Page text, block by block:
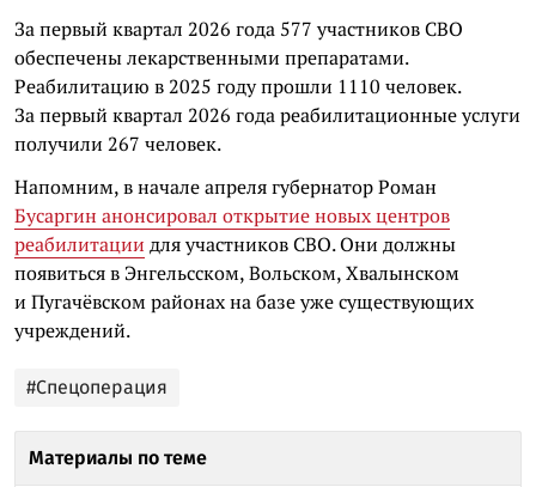
За первый квартал 2026 года 577 участников СВО
обеспечены лекарственными препаратами.
Реабилитацию в 2025 году прошли 1110 человек.
За первый квартал 2026 года реабилитационные услуги
получили 267 человек.
Напомним, в начале апреля губернатор Роман
Бусаргин анонсировал открытие новых центров
реабилитации для участников СВО. Они должны
появиться в Энгельсском, Вольском, Хвалынском
и Пугачёвском районах на базе уже существующих
учреждений.
#Спецоперация
Материалы по теме